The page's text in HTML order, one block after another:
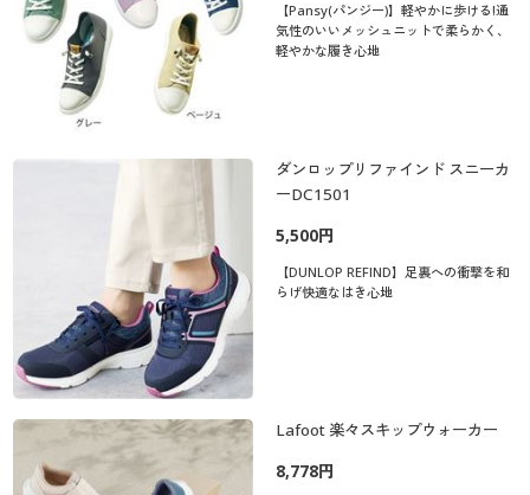
【Pansy(パンジー)】軽やかに歩ける!通
気性のいいメッシュニットで柔らかく、
軽やかな履き心地
ダンロップリファインド スニーカ
ーDC1501
5,500円
【DUNLOP REFIND】足裏への衝撃を和
らげ快適なはき心地
Lafoot 楽々スキップウォーカー
8,778円